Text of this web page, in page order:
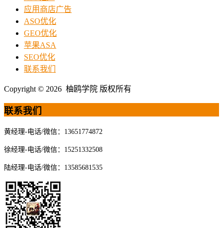
应用商店广告
ASO优化
GEO优化
苹果ASA
SEO优化
联系我们
Copyright © 2026 柚鸥学院 版权所有
联系我们
黄经理-电话/微信：13651774872
徐经理-电话/微信：15251332508
陆经理-电话/微信：13585681535